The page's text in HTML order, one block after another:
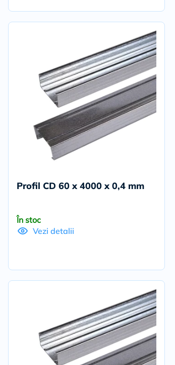
Profil CD 60 x 4000 x 0,4 mm
În stoc
Vezi detalii